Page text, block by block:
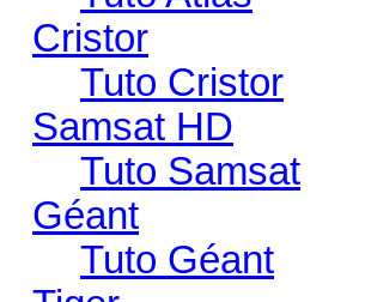
Cristor
Tuto Cristor
Samsat HD
Tuto Samsat
Géant
Tuto Géant